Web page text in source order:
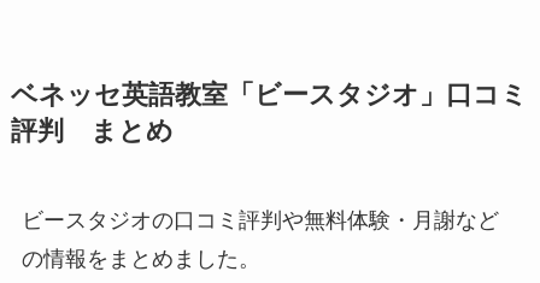
ベネッセ英語教室「ビースタジオ」口コミ
評判 まとめ
ビースタジオの口コミ評判や無料体験・月謝など
の情報をまとめました。